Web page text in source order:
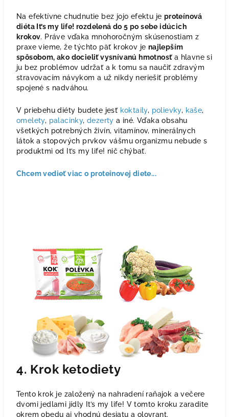
Na efektívne chudnutie bez jojo efektu je proteínová
diéta It’s my life! rozdelená do 5 po sebe idúcich
krokov. Práve vďaka mnohoročným skúsenostiam z
praxe vieme, že týchto päť krokov je najlepším
spôsobom, ako docieliť vysnívanú hmotnosťa hlavne si
ju bez problémov udržať a k tomu sa naučiť zdravým
stravovacím návykom a už nikdy neriešiť problémy
spojené s nadváhou.
V priebehu diéty budete jesť koktaily, polievky, kaše,
omelety, palacinky,dezerty a iné. Vďaka obsahu
všetkých potrebných živín, vitamínov, minerálnych
látok a stopových prvkov vášmu organizmu nebude s
produktmi od It’s my life! nič chýbať.
Chcem vedieť viac o proteinovej diete...
4. Krok ketodiety
Tento krok je založený na nahradení raňajok a večere
dvomi jedlami jídly It’s my life! V tomto kroku zaradite
okrem obedu aj vhodnú desiatu a olovrant.